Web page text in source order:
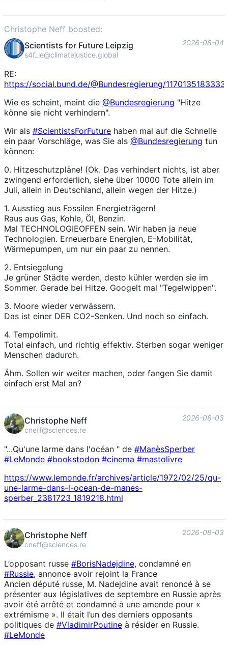
Christophe Neff boosted:
Scientists for Future Leipzig
s4f_le@climatejustice.global
2026-08-04
RE:
https://social.bund.de/@Bundesregierung/
Wie es scheint, meint die @Bundesregierung "Hitze
könne sie nicht verhindern".
Wir als #ScientistsForFuture haben mal auf die Schnelle
ein paar Vorschläge, was Sie als @Bundesregierung tun
können:
0. Hitzeschutzpläne! (Ok. Das verhindert nichts, ist aber
zwingend erforderlich, siehe über 10000 Tote allein im
Juli, allein in Deutschland, allein wegen der Hitze.)
1. Ausstieg aus Fossilen Energieträgern!
Raus aus Gas, Kohle, Öl, Benzin.
Mal TECHNOLOGIEOFFEN sein. Wir haben ja neue
Technologien. Erneuerbare Energien, E-Mobilität,
Wärmepumpen, um nur ein paar zu nennen.
2. Entsiegelung
Je grüner Städte werden, desto kühler werden sie im
Sommer. Gerade bei Hitze. Googelt mal "Tegelwippen".
3. Moore wieder verwässern.
Das ist einer DER CO2-Senken. Und noch so einfach.
4. Tempolimit.
Total einfach, und richtig effektiv. Sterben sogar weniger
Menschen dadurch.
Ähm. Sollen wir weiter machen, oder fangen Sie damit
einfach erst Mal an?
Christophe Neff
cneff@sciences.re
2026-08-03
"...Qu'une larme dans l'océan " de #ManèsSperber
#LeMonde #bookstodon #cinema #mastolivre
https://www.lemonde.fr/archives/article/1972/02/25/qu-
une-larme-dans-l-ocean-de-manes-
sperber_2381723_1819218.html
Christophe Neff
cneff@sciences.re
2026-08-03
L’opposant russe #BorisNadejdine, condamné en
#Russie, annonce avoir rejoint la France
Ancien député russe, M. Nadejdine avait renoncé à se
présenter aux législatives de septembre en Russie après
avoir été arrêté et condamné à une amende pour «
extrémisme ». Il était l’un des derniers opposants
politiques de #VladimirPoutine à résider en Russie.
#LeMonde